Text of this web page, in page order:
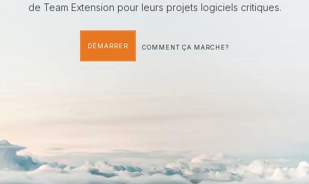
de Team Extension pour leurs projets logiciels critiques.
DÉMARRER COMMENT ÇA MARCHE?